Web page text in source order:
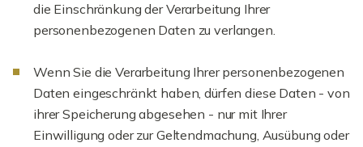
die Einschränkung der Verarbeitung Ihrer
personenbezogenen Daten zu verlangen.
Wenn Sie die Verarbeitung Ihrer personenbezogenen
Daten eingeschränkt haben, dürfen diese Daten - von
ihrer Speicherung abgesehen - nur mit Ihrer
Einwilligung oder zur Geltendmachung, Ausübung oder